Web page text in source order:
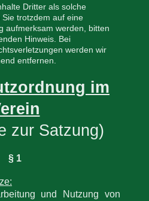
Dritter als solche
trotzdem auf eine
aufmerksam werden, bitten
Hinweis. Bei
werden wir
entfernen.
im
zur Satzung)
§ 1
und Nutzung von